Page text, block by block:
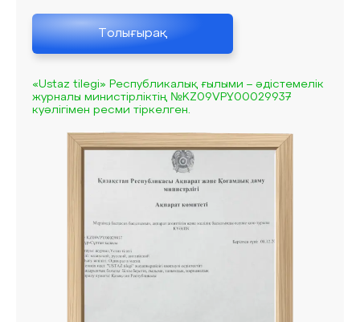
Толығырақ
«Ustaz tilegi» Республикалық ғылыми – әдістемелік
журналы министірліктің №KZ09VPY00029937
куәлігімен ресми тіркелген.